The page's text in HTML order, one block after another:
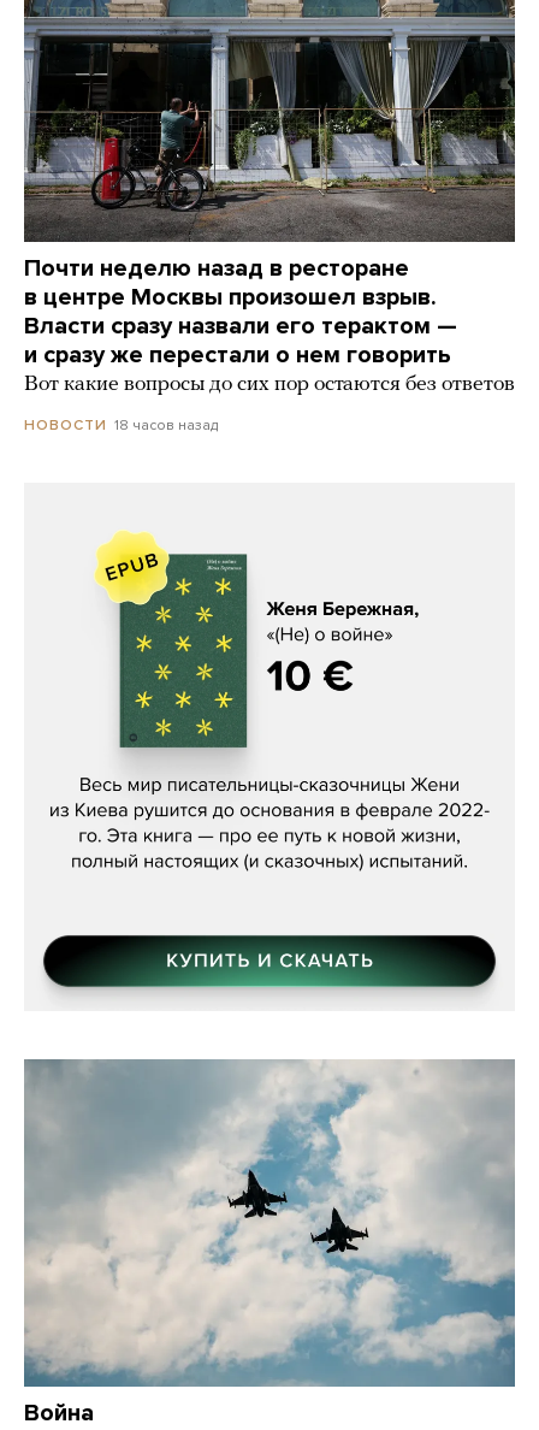
Почти неделю назад в ресторане
в центре Москвы произошел взрыв.
Власти сразу назвали его терактом —
и сразу же перестали о нем говорить
Вот какие вопросы до сих пор остаются без ответов
НОВОСТИ 18 часов назад
Женя Бережная, «(Не) о войне»
Война